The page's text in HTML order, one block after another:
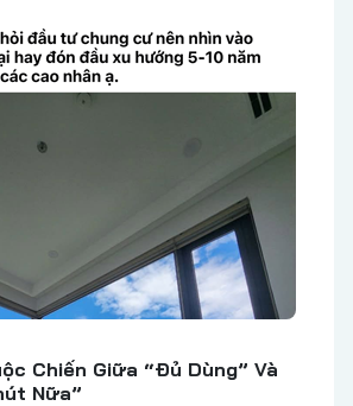
Chiến Giữa “Đủ Dùng” Và
Nữa”